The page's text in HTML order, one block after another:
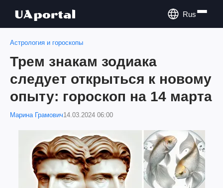
Rus
Астрология и гороскопы
Трем знакам зодиака
следует открыться к новому
опыту: гороскоп на 14 марта
Марина Грамович14.03.2024 06:00